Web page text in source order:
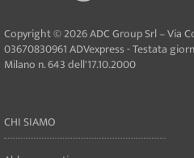
Copyright © 2026 ADC Group Srl – Via
03670830961 ADVexpress - Testata
Milano n. 643 dell'17.10.2000
CHI SIAMO